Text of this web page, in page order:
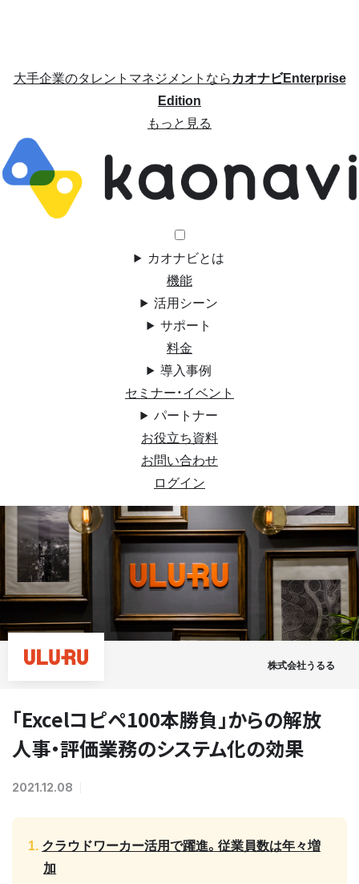
大手企業のタレントマネジメントならカオナビEnterprise
Edition
もっと見る
カオナビとは
機能
活用シーン
サポート
料金
導入事例
セミナー・イベント
パートナー
お役立ち資料
お問い合わせ
ログイン
株式会社うるる
「Excelコピペ100本勝負」からの解放
人事・評価業務のシステム化の効果
2021.12.08
クラウドワーカー活用で躍進。従業員数は年々増
加